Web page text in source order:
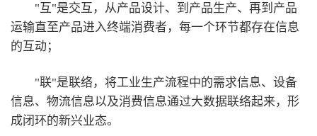
"互"是交互，从产品设计、到产品生产、再到产品
运输直至产品进入终端消费者，每一个环节都存在信息
的互动；
"联"是联络，将工业生产流程中的需求信息、设备
信息、物流信息以及消费信息通过大数据联络起来，形
成闭环的新兴业态。